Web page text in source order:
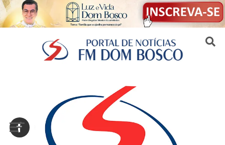
Sair da versão mobile